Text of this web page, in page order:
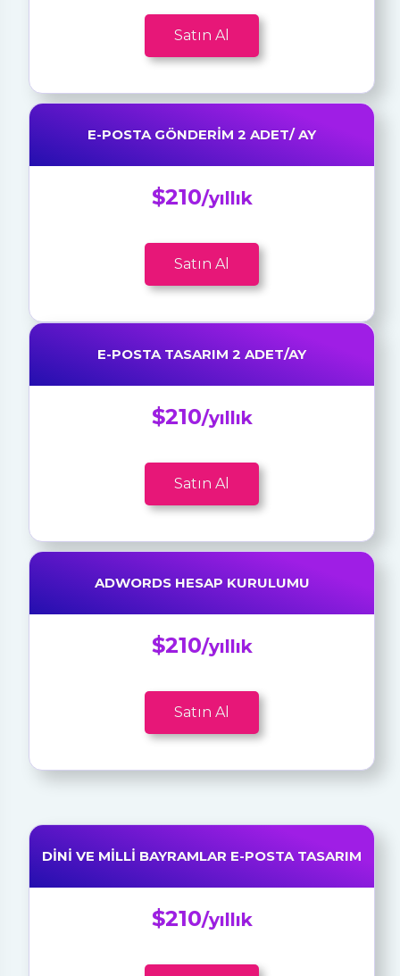
Satın Al
E-POSTA GÖNDERIM 2 ADET/ AY
$210/yıllık
Satın Al
E-POSTA TASARIM 2 ADET/AY
$210/yıllık
Satın Al
ADWORDS HESAP KURULUMU
$210/yıllık
Satın Al
DINI VE MILLI BAYRAMLAR E-POSTA TASARIM
$210/yıllık